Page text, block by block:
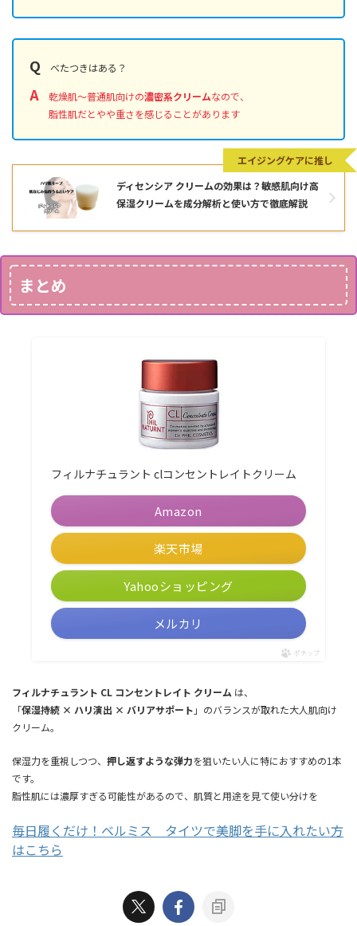
Q べたつきはある？
A 乾燥肌〜普通肌向けの濃密系クリームなので、
脂性肌だとやや重さを感じることがあります
ディセンシア クリームの効果は？敏感肌向け高
保湿クリームを成分解析と使い方で徹底解説
エイジングケアに推し
まとめ
フィルナチュラント clコンセントレイトクリーム
Amazon
楽天市場
Yahooショッピング
メルカリ
ポチップ
フィルナチュラント CL コンセントレイト クリーム は、
「保湿持続 × ハリ演出 × バリアサポート 」のバランスが取れた大人肌向け
クリーム。
保湿力を重視しつつ、 押し返すような弾力を狙いたい人に特におすすめの1本
です。
脂性肌には濃厚すぎる可能性があるので、肌質と用途を見て使い分けを
毎日履くだけ！ベルミス タイツで美脚を手に入れたい方
はこちら